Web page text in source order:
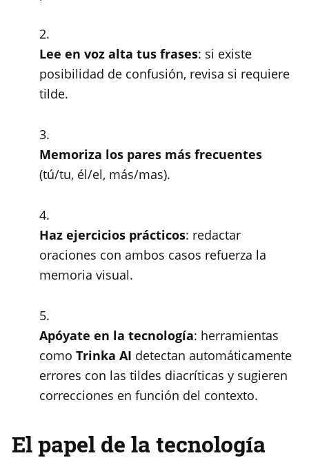
Lee en voz alta tus frases: si existe
posibilidad de confusión, revisa si requiere
tilde.
Memoriza los pares más frecuentes
(tú/tu, él/el, más/mas).
Haz ejercicios prácticos: redactar
oraciones con ambos casos refuerza la
memoria visual.
Apóyate en la tecnología: herramientas
como Trinka AI detectan automáticamente
errores con las tildes diacríticas y sugieren
correcciones en función del contexto.
El papel de la tecnología